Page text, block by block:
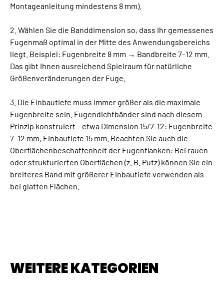
Montageanleitung mindestens 8 mm).
2. Wählen Sie die Banddimension so, dass Ihr gemessenes
Fugenmaß optimal in der Mitte des Anwendungsbereichs
liegt. Beispiel: Fugenbreite 8 mm → Bandbreite 7–12 mm.
Das gibt Ihnen ausreichend Spielraum für natürliche
Größenveränderungen der Fuge.
3. Die Einbautiefe muss immer größer als die maximale
Fugenbreite sein. Fugendichtbänder sind nach diesem
Prinzip konstruiert – etwa Dimension 15/7-12: Fugenbreite
7–12 mm, Einbautiefe 15 mm. Beachten Sie auch die
Oberflächenbeschaffenheit der Fugenflanken: Bei rauen
oder strukturierten Oberflächen (z. B. Putz) können Sie ein
breiteres Band mit größerer Einbautiefe verwenden als
bei glatten Flächen.
WEITERE KATEGORIEN